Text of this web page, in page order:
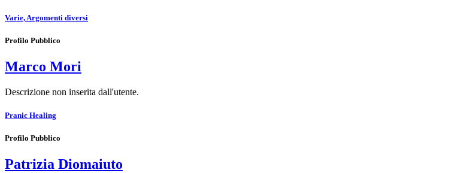
Varie, Argomenti diversi
Profilo Pubblico
Marco Mori
Descrizione non inserita dall'utente.
Pranic Healing
Profilo Pubblico
Patrizia Diomaiuto